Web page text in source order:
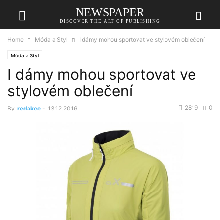
NEWSPAPER
DISCOVER THE ART OF PUBLISHING
Home Móda a Styl I dámy mohou sportovat ve stylovém oblečení
Móda a Styl
I dámy mohou sportovat ve
stylovém oblečení
By redakce - 13.12.2016 0
2819